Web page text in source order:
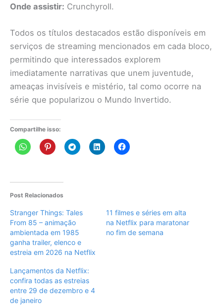
Onde assistir: Crunchyroll.
Todos os títulos destacados estão disponíveis em
serviços de streaming mencionados em cada bloco,
permitindo que interessados explorem
imediatamente narrativas que unem juventude,
ameaças invisíveis e mistério, tal como ocorre na
série que popularizou o Mundo Invertido.
Compartilhe isso:
Post Relacionados
Stranger Things: Tales
From 85 – animação
ambientada em 1985
ganha trailer, elenco e
estreia em 2026 na Netflix
11 filmes e séries em alta
na Netflix para maratonar
no fim de semana
Lançamentos da Netflix:
confira todas as estreias
entre 29 de dezembro e 4
de janeiro